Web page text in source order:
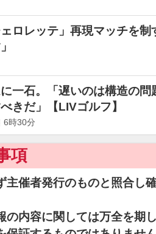
ロレッテ」再現マッチを制
一石。「遅いのは構造の問
きだ」【LIVゴルフ】
6時30分
項
催者発行のものと照合し
内容に関しては万全を期